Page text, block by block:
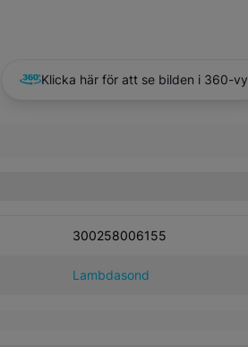
Klicka här för att se bilden i 360-vy
300258006155
Lambdasond